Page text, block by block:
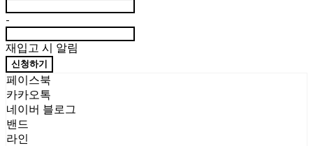
-
재입고 시 알림
신청하기
페이스북
카카오톡
네이버 블로그
밴드
라인